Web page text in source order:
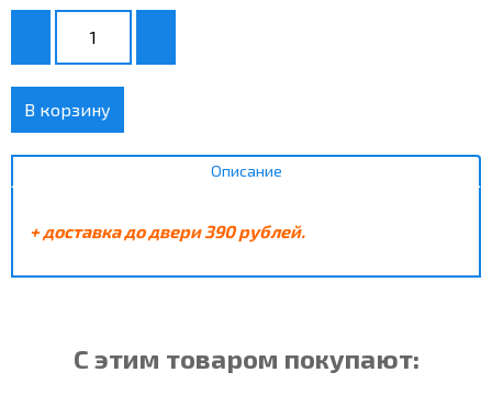
В корзину
Описание
+ доставка до двери 390 рублей.
С этим товаром покупают: